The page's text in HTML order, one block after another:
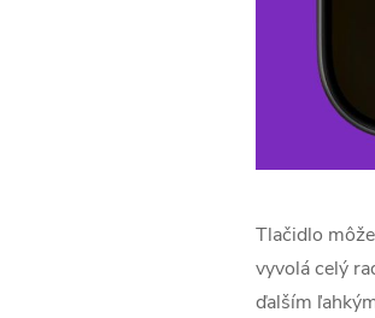
Tlačidlo
vyvolá celý
ďalším